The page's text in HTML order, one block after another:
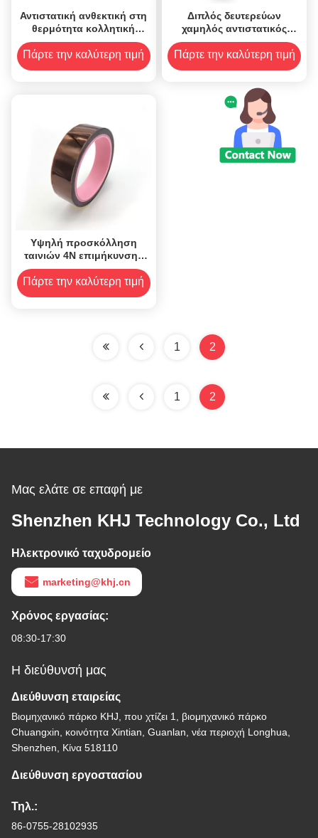
Αντιστατική ανθεκτική στη
θερμότητα κολλητική
ταινία ESD
Πάρτε την καλύτερη τιμή
Διπλός δευτερεύων
χαμηλός αντιστατικός
ταινιών 8.2mil Polyimide
ανθεκτικός στη θερμότητα
Πάρτε την καλύτερη τιμή
Υψηλή προσκόλληση
ταινιών 4N επιμήκυνσης
ESD Polyimide εκτατής
δύναμης
Πάρτε την καλύτερη τιμή
1 2
1 2
Μας ελάτε σε επαφή με
Shenzhen KHJ Technology Co., Ltd
Ηλεκτρονικό ταχυδρομείο
marketing@khj.cn
Χρόνος εργασίας:
08:30-17:30
Η διεύθυνσή μας
Διεύθυνση εταιρείας
Βιομηχανικό πάρκο KHJ, που χτίζει 1, βιομηχανικό πάρκο
Chuangxin, κοινότητα Xintian, Guanlan, νέα περιοχή Longhua,
Shenzhen, Κίνα 518110
Διεύθυνση εργοστασίου
Τηλ.:
86-0755-28102935